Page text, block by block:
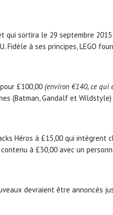
qui sortira le 29 septembre
Fidèle à ses principes, LEGO
£100,00 (environ €140, ce qui
(Batman, Gandalf et
Héros à £15,00 qui intègrent
à £30,00 avec un
devraient être annoncés